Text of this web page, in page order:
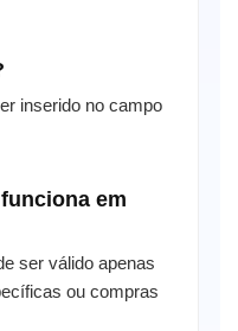
inserido no campo
em
ser válido apenas
ou compras